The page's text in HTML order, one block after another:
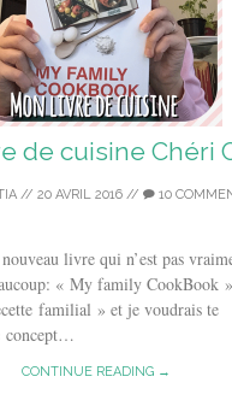
de cuisine Chéri
// 20 AVRIL 2016 // 10
livre qui n’est pas
« My family CookBook
familial » et je voudrais te
concept…
CONTINUE READING →